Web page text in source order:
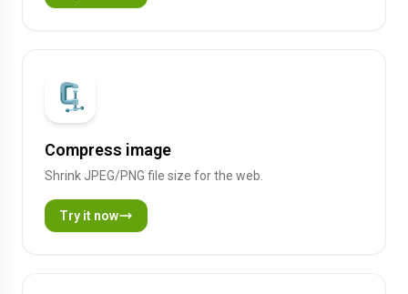
🗜️
Compress image
Shrink JPEG/PNG file size for the web.
Try it now